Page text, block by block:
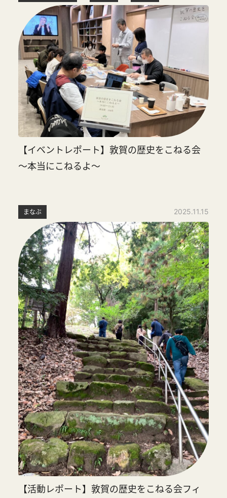
【イベントレポート】敦賀の歴史をこねる会
～本当にこねるよ～
まなぶ 2025.11.15
【活動レポート】敦賀の歴史をこねる会フィ